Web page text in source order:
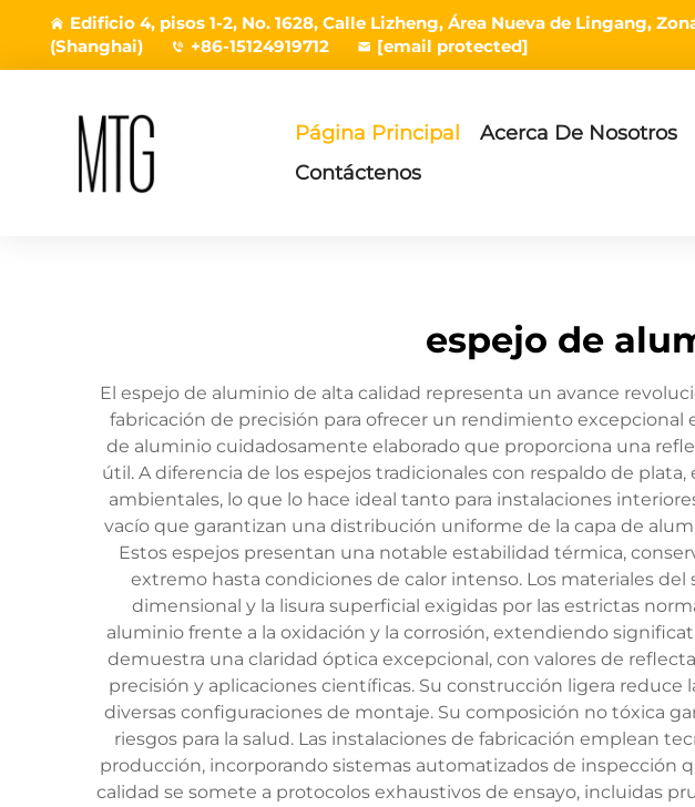
Edificio 4, pisos 1-2, No. 1628, Calle Lizheng, Área Nueva de Lingang,
(Shanghai)
+86-15124919712 [email protected]
Página Principal Acerca De Nosotros
Contáctenos
espejo de
El espejo de aluminio de alta calidad representa un avance
fabricación de precisión para ofrecer un rendimiento
de aluminio cuidadosamente elaborado que proporciona una
útil. A diferencia de los espejos tradicionales con respaldo de
ambientales, lo que lo hace ideal tanto para instalaciones
vacío que garantizan una distribución uniforme de la capa de
Estos espejos presentan una notable estabilidad térmica,
extremo hasta condiciones de calor intenso. Los materiales
dimensional y la lisura superficial exigidas por las estrictas
aluminio frente a la oxidación y la corrosión, extendiendo
demuestra una claridad óptica excepcional, con valores de
precisión y aplicaciones científicas. Su construcción ligera
diversas configuraciones de montaje. Su composición no tóxica
riesgos para la salud. Las instalaciones de fabricación emplean
producción, incorporando sistemas automatizados de inspección
calidad se somete a protocolos exhaustivos de ensayo, incluidas